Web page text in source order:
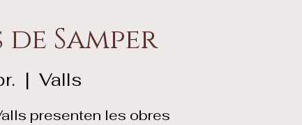
Samper
  |
Valls
presenten les obres